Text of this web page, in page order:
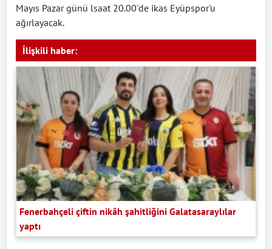
Mayıs Pazar günü lsaat 20.00'de ikas Eyüpspor'u
ağırlayacak.
İlişkili haber:
Fenerbahçeli çiftin nikâh şahitliğini Galatasaraylılar
yaptı